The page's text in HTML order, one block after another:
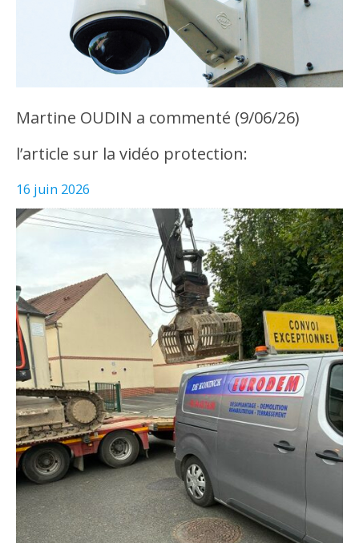
Martine OUDIN a commenté (9/06/26)
l’article sur la vidéo protection:
16 juin 2026